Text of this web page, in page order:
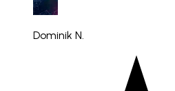
Dominik N.